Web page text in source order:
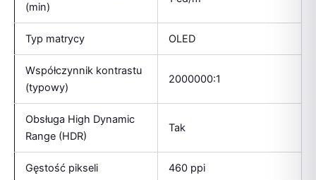
(min)
Typ matrycy OLED
Współczynnik kontrastu
(typowy)
2000000:1
Obsługa High Dynamic
Range (HDR)
Tak
Gęstość pikseli 460 ppi